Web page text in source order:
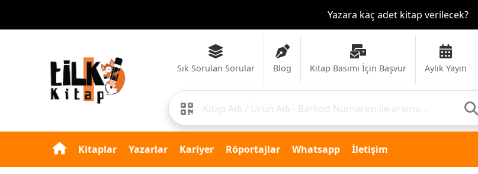
Yazara kaç adet kitap verilecek?
Sık Sorulan Sorular Blog Kitap Basımı İçin Başvur Aylık Yayın
Kitaplar Yazarlar Kariyer Röportajlar Whatsapp İletişim